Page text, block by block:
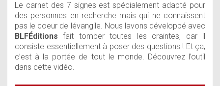
Le carnet des 7 signes est spécialement adapté pour
des personnes en recherche mais qui ne connaissent
pas le coeur de lévangile. Nous lavons développé avec
BLFÉditionsfait tomber toutes les craintes, car il
consiste essentiellement à poser des questions ! Et ça,
c’est à la portée de tout le monde. Découvrez l’outil
dans cette vidéo.